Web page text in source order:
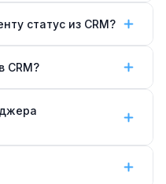
интеграцию.
статус из CRM?
в Telegram с новым
CRM?
активность к
или по очереди.